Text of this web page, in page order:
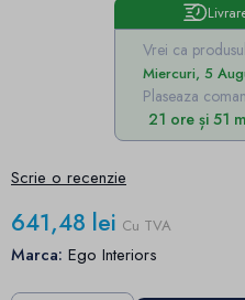
Vrei ca
Miercuri, 5
Plaseaza
21 ore și 51
Scrie o recenzie
641,48 lei Cu TVA
Marca: Ego Interiors